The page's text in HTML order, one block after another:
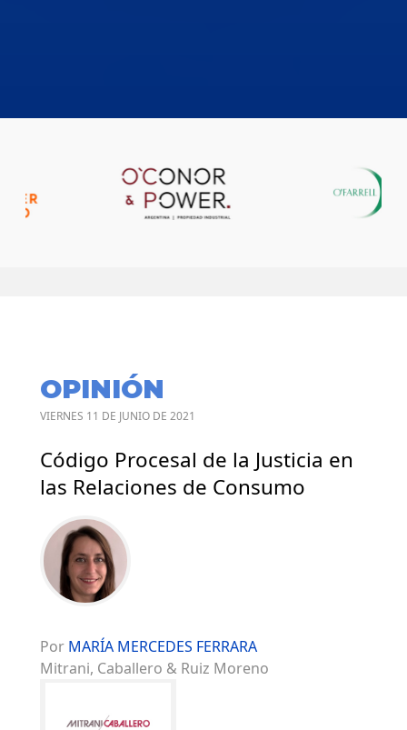
OPINIÓN
VIERNES 11 DE JUNIO DE 2021
Código Procesal de la Justicia en
las Relaciones de Consumo
Por MARÍA MERCEDES FERRARA
Mitrani, Caballero & Ruiz Moreno